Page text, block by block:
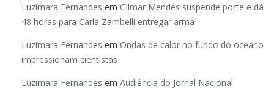
Luzimara Fernandes em Gilmar Mendes suspende porte e dá
48 horas para Carla Zambelli entregar arma
Luzimara Fernandes em Ondas de calor no fundo do oceano
impressionam cientistas
Luzimara Fernandes em Audiência do Jornal Nacional